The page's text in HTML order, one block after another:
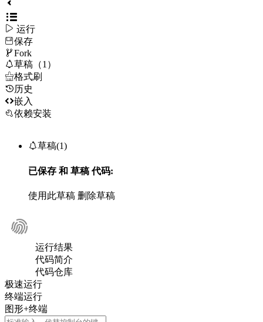
 运行
保存
Fork
草稿（1）
格式刷
历史
嵌入
依赖安装
草稿(1)
已保存 和 草稿代码:
使用此草稿 删除草稿
运行结果
代码简介
代码仓库
极速运行
终端运行
图形+终端